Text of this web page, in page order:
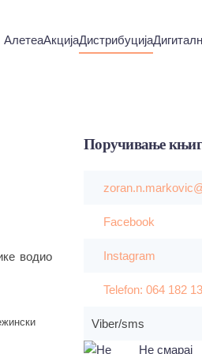
АлетеаАкцијаДистрибуција
водио
Поручивање
Facebook
Instagram
Telefon: 064 182
Viber/sms
Не смарај